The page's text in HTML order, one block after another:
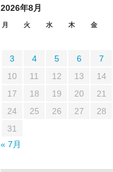
2026年8月
月 火 水 木 金
3
4 5 6 7
10
11 12 13 14
17
18 19 20 21
24
25 26 27 28
31
« 7月